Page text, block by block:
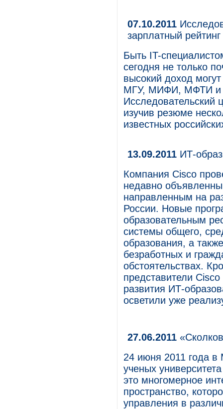
07.10.2011
зарплатный
Быть IT-
сегодня не только
высокий доход
МГУ, МИФИ, МФТИ и
Исследовательский
изучив резюме
известных
13.09.2011 ИТ-
Компания Cisco
недавно
направленным на
России. Новые
образовательным
системы общего,
образования, а
безработных и
обстоятельствах.
представители Cisco
развития ИТ-
осветили уже
27.06.2011
24 июня 2011 года в
ученых
это многомерное
пространство,
управления в